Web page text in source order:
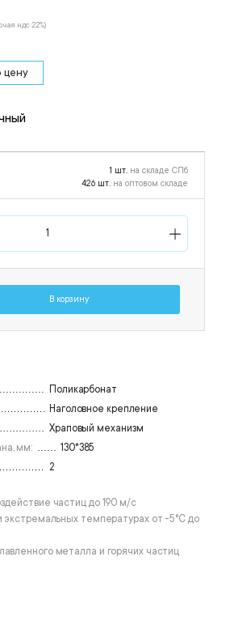
ндс 22%)
цену
1 шт.на складе СПб
426 шт.на оптовом складе
В корзину
Поликарбонат
Наголовное крепление
Храповый механизм
мм:
130*385
2
частиц до 190 м/с
экстремальных температурах от -5°С до
металла и горячих частиц